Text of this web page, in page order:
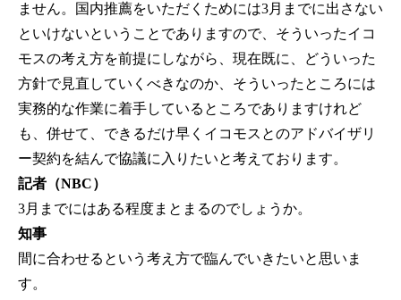
ません。国内推薦をいただくためには3月までに出さない
といけないということでありますので、そういったイコ
モスの考え方を前提にしながら、現在既に、どういった
方針で見直していくべきなのか、そういったところには
実務的な作業に着手しているところでありますけれど
も、併せて、できるだけ早くイコモスとのアドバイザリ
ー契約を結んで協議に入りたいと考えております。
記者（NBC）
3月までにはある程度まとまるのでしょうか。
知事
間に合わせるという考え方で臨んでいきたいと思いま
す。